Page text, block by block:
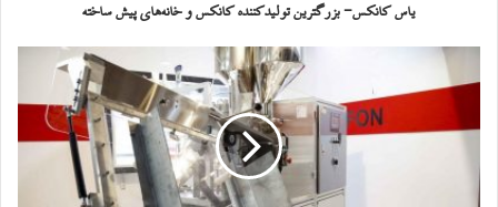
یاس کانکس- بزرگترین تولیدکننده کانکس و خانه‌های پیش ساخته